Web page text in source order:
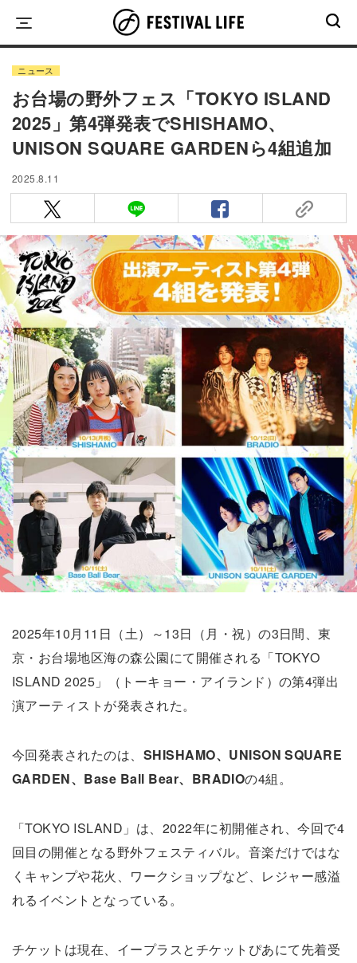
content
ニュース
お台場の野外フェス「TOKYO ISLAND
2025」第4弾発表でSHISHAMO、
UNISON SQUARE GARDENら4組追加
2025.8.11
2025年10月11日（土）～13日（月・祝）の3日間、東
京・お台場地区海の森公園にて開催される「TOKYO
ISLAND 2025」（トーキョー・アイランド）の第4弾出
演アーティストが発表された。
今回発表されたのは、 SHISHAMO、UNISON SQUARE
GARDEN、Base Ball Bear、BRADIOの4組。
「TOKYO ISLAND」は、2022年に初開催され、今回で4
回目の開催となる野外フェスティバル。音楽だけではな
くキャンプや花火、ワークショップなど、レジャー感溢
れるイベントとなっている。
チケットは現在、イープラスとチケットぴあにて先着受